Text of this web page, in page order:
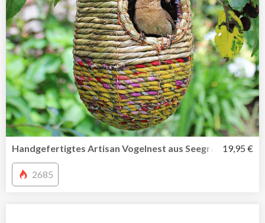
Handgefertigtes Artisan Vogelnest aus Seegras und19,95 €
2685